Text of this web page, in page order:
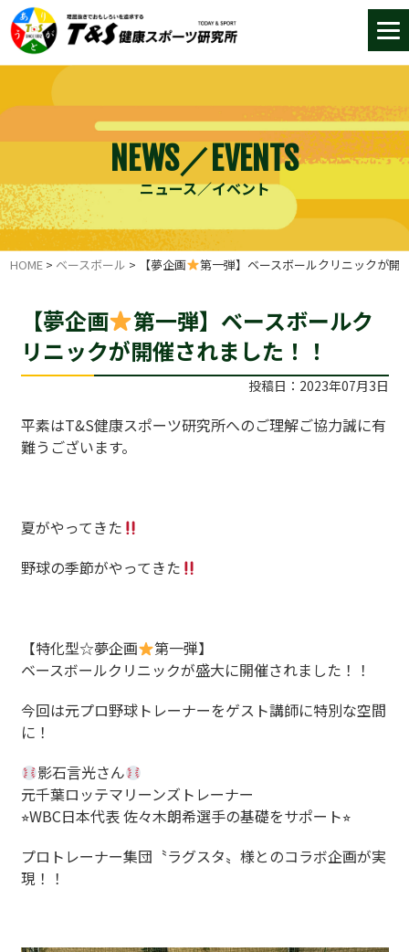
NEWS／EVENTS
ニュース／イベント
HOME > ベースボール > 【夢企画 第一弾】ベースボールクリニックが開
【夢企画
第一弾】ベースボールク
リニックが開催されました！！
投稿日：2023年07月3日
平素はT&S健康スポーツ研究所へのご理解ご協力誠に有
難うございます。
夏がやってきた
野球の季節がやってきた
【特化型☆夢企画
第一弾】
ベースボールクリニックが盛大に開催されました！！
今回は元プロ野球トレーナーをゲスト講師に特別な空間
に！
影石言光さん
元千葉ロッテマリーンズトレーナー
⭐︎WBC日本代表 佐々木朗希選手の基礎をサポート⭐︎
プロトレーナー集団〝ラグスタ〟様とのコラボ企画が実
現！！